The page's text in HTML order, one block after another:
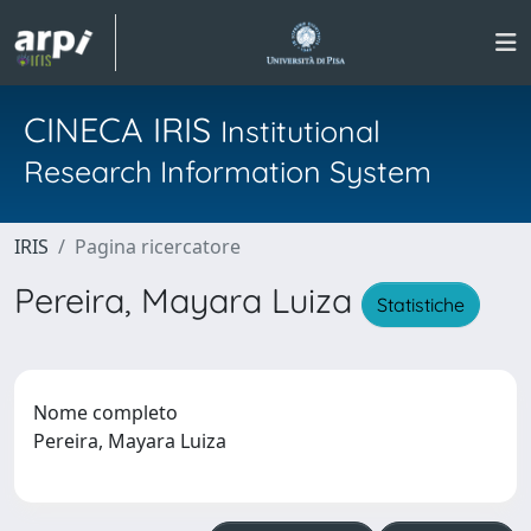
CINECA IRIS Institutional
Research Information System
IRIS Pagina ricercatore
Pereira, Mayara Luiza Statistiche
Nome completo
Pereira, Mayara Luiza